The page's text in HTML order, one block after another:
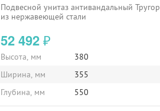
Подвесной унитаз антивандальный Тругор
из нержавеющей стали
52 492 ₽
Высота, мм
380
Ширина, мм
355
Глубина, мм
550